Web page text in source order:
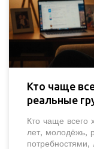
Кто чаще
реальные
Кто чаще всего
лет, молодёжь,